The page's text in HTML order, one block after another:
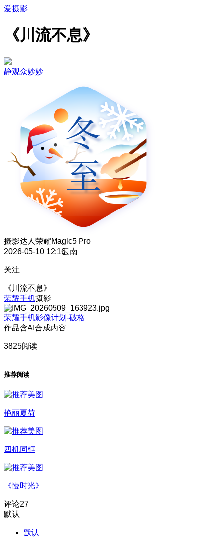
爱摄影
《川流不息》
静观众妙妙
摄影达人 荣耀Magic5 Pro
2026-05-10 12:16云南
关注
《川流不息》
荣耀手机摄影
荣耀手机影像计划-破格
作品含AI合成内容
3825阅读
推荐阅读
艳丽夏荷
四机同框
《慢时光》
评论27
默认
默认